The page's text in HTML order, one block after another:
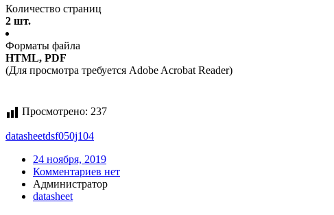
Количество страниц
2 шт.
Форматы файла
HTML, PDF
(Для просмотра требуется Adobe Acrobat Reader)
Просмотрено: 237
datasheetdsf050j104
24 ноября, 2019
Комментариев нет
Администратор
datasheet